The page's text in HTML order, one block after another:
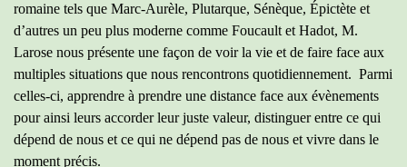
romaine tels que Marc-Aurèle, Plutarque, Sénèque, Épictète et
d’autres un peu plus moderne comme Foucault et Hadot, M.
Larose nous présente une façon de voir la vie et de faire face aux
multiples situations que nous rencontrons quotidiennement. Parmi
celles-ci, apprendre à prendre une distance face aux évènements
pour ainsi leurs accorder leur juste valeur, distinguer entre ce qui
dépend de nous et ce qui ne dépend pas de nous et vivre dans le
moment précis.